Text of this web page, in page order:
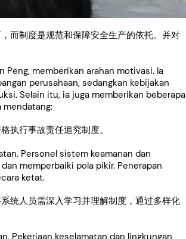
而制度是规范和保障安全生产的依托。并对
Peng, memberikan arahan motivasi. Ia
perusahaan, sedangkan kebijakan
Selain itu, ia juga memberikan beberapa
执行事故责任追究制度。
Personel sistem keamanan dan
memperbaiki pola pikir. Penerapan
ketat.
统人员需深入学习并理解制度，通过多样化
Pekerjaan keselamatan dan lingkungan